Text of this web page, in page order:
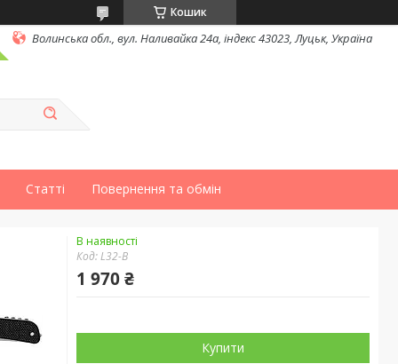
Кошик
Волинська обл., вул. Наливайка 24а, індекс 43023, Луцьк, Україна
Статті Повернення та обмін
В наявності
Код:L32-B
1 970 ₴
Купити